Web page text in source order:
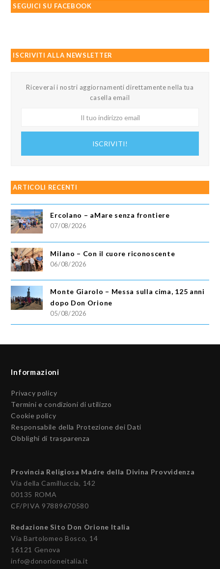
SEGUICI SU FACEBOOK
ISCRIVITI ALLA NEWSLETTER
Riceverai i nostri aggiornamenti direttamente nella tua
casella email
ISCRIVITI!
ARTICOLI RECENTI
Ercolano – aMare senza frontiere
07/08/2026
Milano – Con il cuore riconoscente
06/08/2026
Monte Giarolo – Messa sulla cima, 125 anni
dopo Don Orione
05/08/2026
Informazioni
Privacy policy
Termini e condizioni di utilizzo
Cookie policy
Responsabile della Protezione dei Dati
Obblighi di trasparenza
Provincia Religiosa Madre della Divina Provvidenza
Via della Camilluccia, 142
00135 ROMA
CF/PIVA 97889670580
Redazione Sito Don Orione Italia
Via Bartolomeo Bosco, 14
16121 Genova
info@donorioneitalia.it